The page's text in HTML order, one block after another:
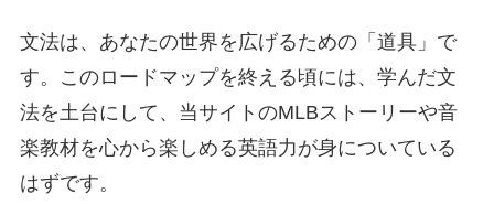
文法は、あなたの世界を広げるための「道具」で
す。このロードマップを終える頃には、学んだ文
法を土台にして、当サイトのMLBストーリーや音
楽教材を心から楽しめる英語力が身についている
はずです。